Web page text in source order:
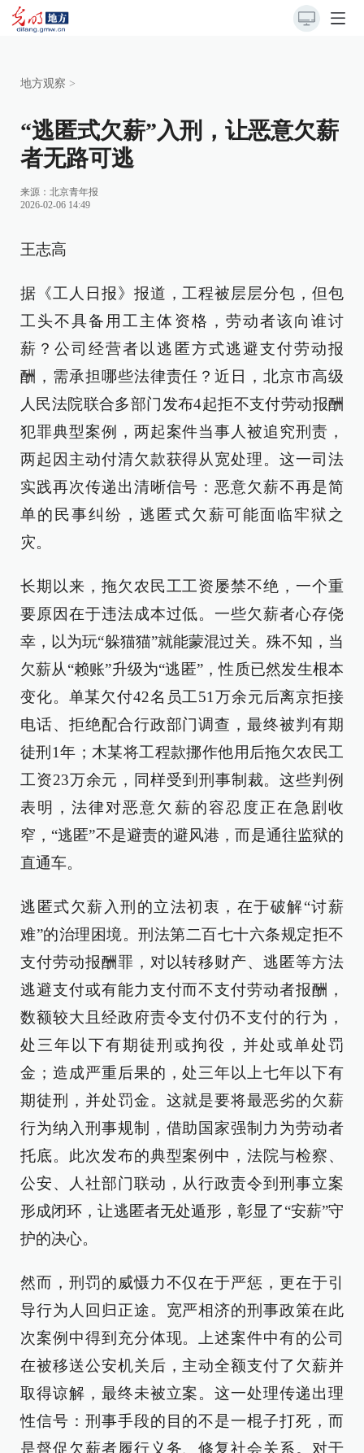
地方观察 >
“逃匿式欠薪”入刑，让恶意欠薪
者无路可逃
来源： 北京青年报
2026-02-06 14:49
王志高
据《工人日报》报道，工程被层层分包，但包
工头不具备用工主体资格，劳动者该向谁讨
薪？公司经营者以逃匿方式逃避支付劳动报
酬，需承担哪些法律责任？近日，北京市高级
人民法院联合多部门发布4起拒不支付劳动报酬
犯罪典型案例，两起案件当事人被追究刑责，
两起因主动付清欠款获得从宽处理。这一司法
实践再次传递出清晰信号：恶意欠薪不再是简
单的民事纠纷，逃匿式欠薪可能面临牢狱之
灾。
长期以来，拖欠农民工工资屡禁不绝，一个重
要原因在于违法成本过低。一些欠薪者心存侥
幸，以为玩“躲猫猫”就能蒙混过关。殊不知，当
欠薪从“赖账”升级为“逃匿”，性质已然发生根本
变化。单某欠付42名员工51万余元后离京拒接
电话、拒绝配合行政部门调查，最终被判有期
徒刑1年；木某将工程款挪作他用后拖欠农民工
工资23万余元，同样受到刑事制裁。这些判例
表明，法律对恶意欠薪的容忍度正在急剧收
窄，“逃匿”不是避责的避风港，而是通往监狱的
直通车。
逃匿式欠薪入刑的立法初衷，在于破解“讨薪
难”的治理困境。刑法第二百七十六条规定拒不
支付劳动报酬罪，对以转移财产、逃匿等方法
逃避支付或有能力支付而不支付劳动者报酬，
数额较大且经政府责令支付仍不支付的行为，
处三年以下有期徒刑或拘役，并处或单处罚
金；造成严重后果的，处三年以上七年以下有
期徒刑，并处罚金。这就是要将最恶劣的欠薪
行为纳入刑事规制，借助国家强制力为劳动者
托底。此次发布的典型案例中，法院与检察、
公安、人社部门联动，从行政责令到刑事立案
形成闭环，让逃匿者无处遁形，彰显了“安薪”守
护的决心。
然而，刑罚的威慑力不仅在于严惩，更在于引
导行为人回归正途。宽严相济的刑事政策在此
次案例中得到充分体现。上述案件中有的公司
在被移送公安机关后，主动全额支付了欠薪并
取得谅解，最终未被立案。这一处理传递出理
性信号：刑事手段的目的不是一棍子打死，而
是督促欠薪者履行义务、修复社会关系。对于